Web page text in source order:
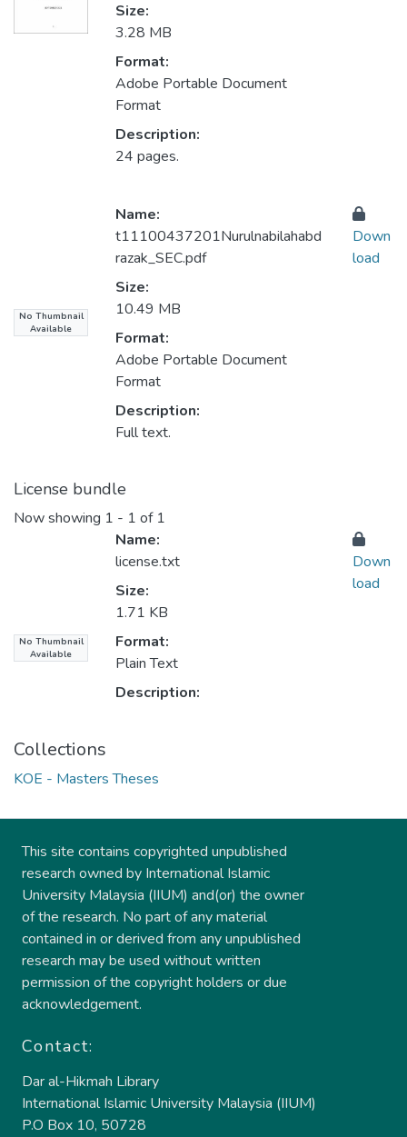
Size:
3.28 MB
Format:
Adobe Portable Document
Format
Description:
24 pages.
No Thumbnail
Available
Name:
t11100437201Nurulnabilahabd
razak_SEC.pdf
Size:
10.49 MB
Format:
Adobe Portable Document
Format
Description:
Full text.
Down
load
License bundle
Now showing 1 - 1 of 1
No Thumbnail
Available
Name:
license.txt
Size:
1.71 KB
Format:
Plain Text
Description:
Down
load
Collections
KOE - Masters Theses
This site contains copyrighted unpublished
research owned by International Islamic
University Malaysia (IIUM) and(or) the owner
of the research. No part of any material
contained in or derived from any unpublished
research may be used without written
permission of the copyright holders or due
acknowledgement.
Contact:
Dar al-Hikmah Library
International Islamic University Malaysia (IIUM)
P.O Box 10, 50728